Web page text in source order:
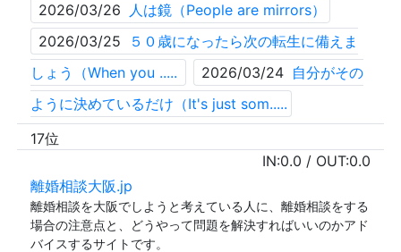
2026/03/26 人は鏡（People are mirrors）
2026/03/25
５０歳になったら次の転生に備えま
しょう（When you .....
2026/03/24 自分がその
ように決めているだけ（It's just som.....
17位
IN:0.0 / OUT:0.0
離婚相談大阪.jp
離婚相談を大阪でしようと考えている人に、離婚相談をする
場合の注意点と、どうやって問題を解決すればいいのかアド
バイスするサイトです。